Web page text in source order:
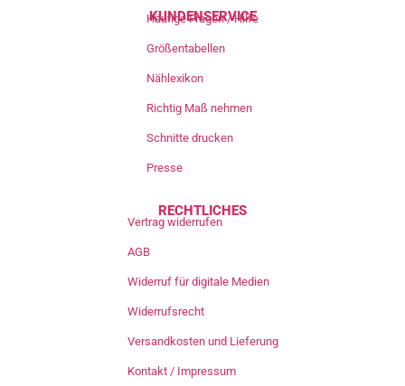
KUNDENSERVICE
Häufige Fragen / Hilfe
Größentabellen
Nählexikon
Richtig Maß nehmen
Schnitte drucken
Presse
RECHTLICHES
Vertrag widerrufen
AGB
Widerruf für digitale Medien
Widerrufsrecht
Versandkosten und Lieferung
Kontakt / Impressum